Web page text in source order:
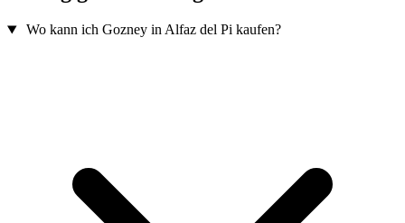
Wo kann ich Gozney in Alfaz del Pi kaufen?